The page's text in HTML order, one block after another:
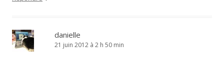
danielle
21 juin 2012 à 2 h 50 min